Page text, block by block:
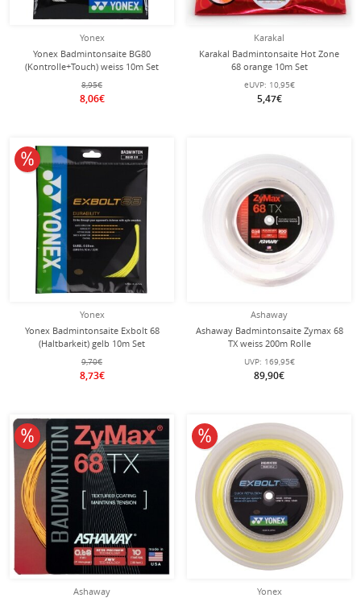
Yonex
Yonex Badmintonsaite BG80
(Kontrolle+Touch) weiss 10m Set
8,95€
8,06€
Karakal
Karakal Badmintonsaite Hot Zone
68 orange 10m Set
eUVP: 10,95€
5,47€
Yonex
Yonex Badmintonsaite Exbolt 68
(Haltbarkeit) gelb 10m Set
9,70€
8,73€
10% reduziert
Ashaway
Ashaway Badmintonsaite Zymax 68
TX weiss 200m Rolle
UVP: 169,95€
89,90€
Ashaway
10% reduziert
Yonex
10% reduziert